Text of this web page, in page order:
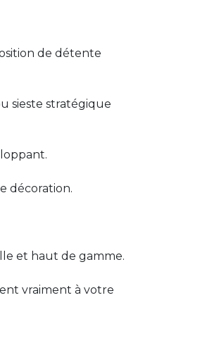
de détente
sieste stratégique
décoration.
et haut de gamme.
vraiment à votre